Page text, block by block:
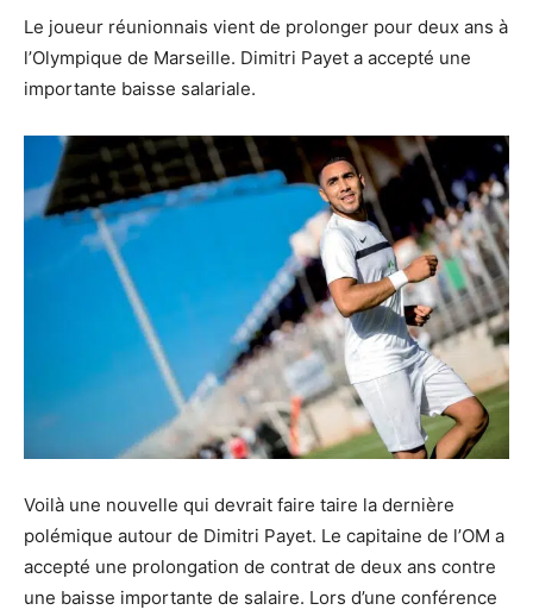
Le joueur réunionnais vient de prolonger pour deux ans à
l’Olympique de Marseille. Dimitri Payet a accepté une
importante baisse salariale.
Voilà une nouvelle qui devrait faire taire la dernière
polémique autour de Dimitri Payet. Le capitaine de l’OM a
accepté une prolongation de contrat de deux ans contre
une baisse importante de salaire. Lors d’une conférence